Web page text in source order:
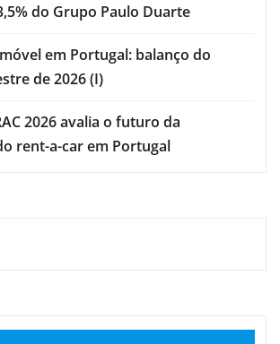
do Grupo Paulo Duarte
em Portugal: balanço do
de 2026 (I)
2026 avalia o futuro da
rent-a-car em Portugal